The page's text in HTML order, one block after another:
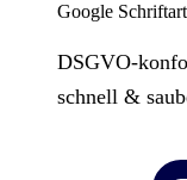
Google
DSGVO-
schnell &